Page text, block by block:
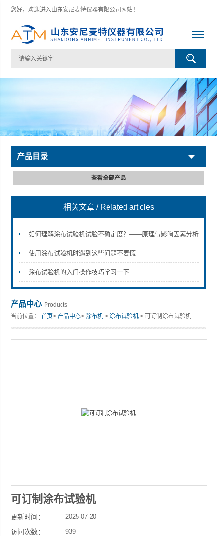
您好，欢迎进入山东安尼麦特仪器有限公司网站！
山东安尼麦特仪器有限公司
产品目录
查看全部产品
相关文章 / Related articles
如何理解涂布试验机试验不确定度？——原理与影响因素分析
使用涂布试验机时遇到这些问题不要慌
涂布试验机的入门操作技巧学习一下
产品中心 Products
当前位置：首页>产品中心>涂布机 >涂布试验机 > 可订制涂布试验机
可订制涂布试验机
更新时间： 2025-07-20
访问次数： 939